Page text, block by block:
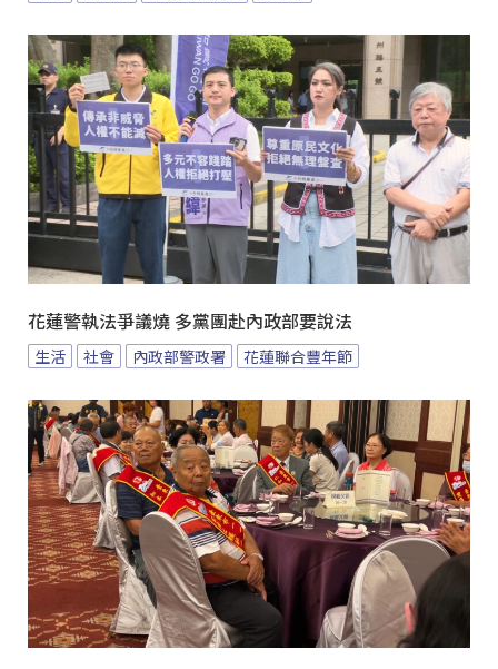
花蓮警執法爭議燒 多黨團赴內政部要說法
生活 社會 內政部警政署 花蓮聯合豐年節